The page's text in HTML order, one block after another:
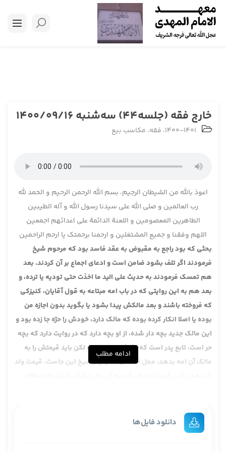
خارج فقه (جلسه44) سه‌شنبه 1400/09/16
1400-1401، فقه، مکاسب بیع
اعوذ بالله من الشیطان الرجیم، بسم الله الرحمن الرحیم و الحمد لله
رب العالمین و صلی الله علی سیدنا رسول الله و آله الطیبین
الطاهرین المعصومین و اللعنة الدائمة علی اعدائهم اجمعین
اللهم وفقنا و جمیع المشتغلین و ارحمنا برحمتک یا ارحم الراحمین
بحثی که بود راجع به مقبوض به عقد فاسد بود که مرحوم شیخ
فرمودند اگر تلف بشود ضامن است و ادعای اجماع بر آن کردند. بعد
هم تمسک فرمودند به حدیث علی الید ما اخذت حتی تودیه یا ترده، و
بعد هم به این روایتی که در باب امه مبتاعه به قول آقایان، کنیزکی
که فروخته باشند و بعد مالکش پیدا بشود یا بگوید بدون اجازه من
بوده یا اصلا انکار کرده بوده که مالک دارد، خودش را حرّه جا زده بود و
این مالک جدید بچه دار شده، از او بچه دارد که در روایت دارد که بچه
حر است، تابع پدر است که اشرف ابوین است لکن باید قیمتش را به
مالک آن امه بدهد، محل استشهاد مرحوم شیخ این جاست، قیمت ولد
کتاب تلف شده باشد ایشان باید کتاب را چون برگرداند و الان امکان
ندارد قیمت کتاب را باید بدهد، نه ثمن، نه بدل جعلی. آن بدل حقیقی
ادامه مطلب
دانلود فایل‌ها